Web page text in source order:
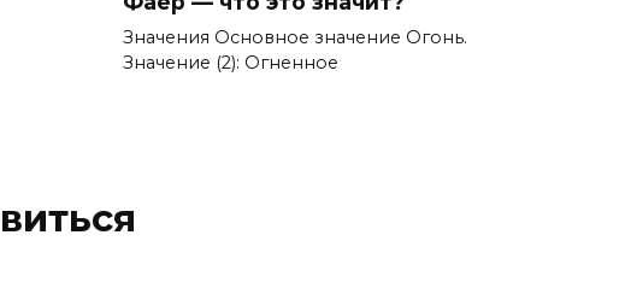
Значения Основное значение Огонь.
Значение (2): Огненное